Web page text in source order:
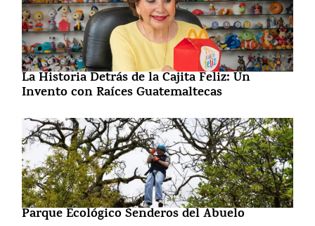
La Historia Detrás de la Cajita Feliz: Un
Invento con Raíces Guatemaltecas
Parque Ecológico Senderos del Abuelo